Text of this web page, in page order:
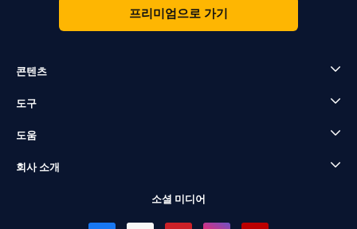
프리미엄으로 가기
콘텐츠
도구
도움
회사 소개
소셜 미디어